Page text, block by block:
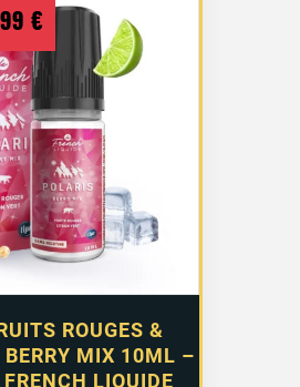
ROUGES &
MIX 10ML –
LIQUIDE
:
€.
€ Le
prix
actuel
est :
2,99 €.